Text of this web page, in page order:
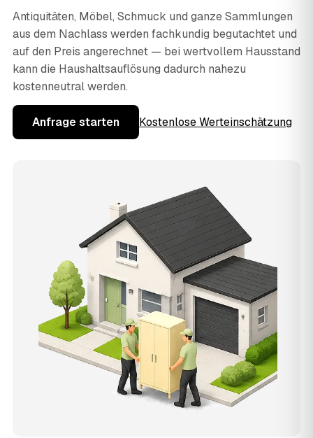
Antiquitäten, Möbel, Schmuck und ganze Sammlungen
aus dem Nachlass werden fachkundig begutachtet und
auf den Preis angerechnet — bei wertvollem Hausstand
kann die Haushaltsauflösung dadurch nahezu
kostenneutral werden.
Anfrage starten Kostenlose Werteinschätzung